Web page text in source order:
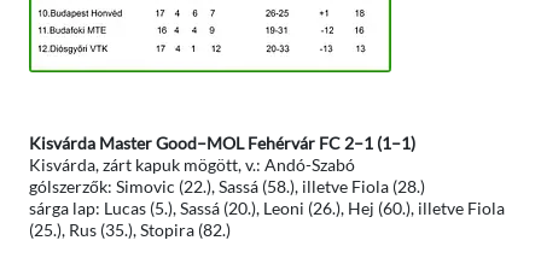
Kisvárda Master Good–MOL Fehérvár FC 2–1 (1–1)
Kisvárda, zárt kapuk mögött, v.: Andó-Szabó
gólszerzők: Simovic (22.), Sassá (58.), illetve Fiola (28.)
sárga lap: Lucas (5.), Sassá (20.), Leoni (26.), Hej (60.), illetve Fiola
(25.), Rus (35.), Stopira (82.)